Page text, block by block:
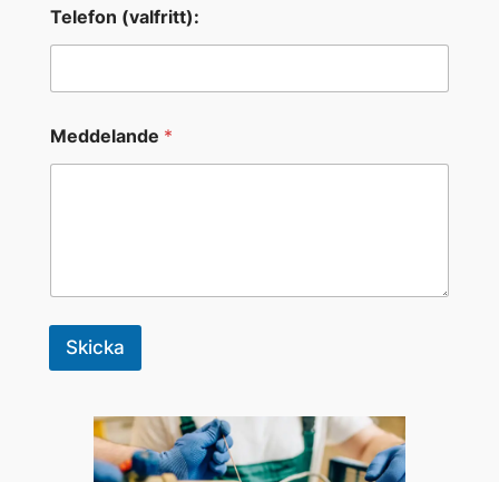
Telefon (valfritt):
Meddelande *
Skicka